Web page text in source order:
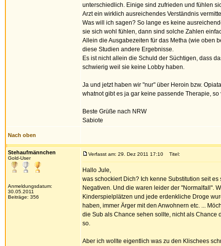
unterschiedlich. Einige sind zufrieden und fühlen
Arzt ein wirklich ausreichendes Verständnis
Was will ich sagen? So lange es keine
sie sich wohl fühlen, dann sind solche Zahlen
Allein die Ausgabezeiten für das Metha (wie oben
diese Studien andere Ergebnisse.
Es ist nicht allein die Schuld der Süchtigen, dass
schwierig weil sie keine Lobby haben.
Ja und jetzt haben wir "nur" über Heroin bzw.
whatnot gibt es ja gar keine passende Therapie, so
Beste Grüße nach NRW
Sabiote
Nach oben
Stehaufmännchen
Gold-User
Anmeldungsdatum:
30.05.2011
Beiträge: 356
Verfasst am: 29. Dez 2011 17:10 Titel:
Hallo Jule,
was schockiert Dich? Ich kenne Substitution seit
Negativen. Und die waren leider der "Normalfall".
Kinderspielplätzen und jede erdenkliche Droge
haben, immer Ärger mit den Anwohnern etc. ...
die Sub als Chance sehen sollte, nicht als
so.
Aber ich wollte eigentlich was zu den Klischees